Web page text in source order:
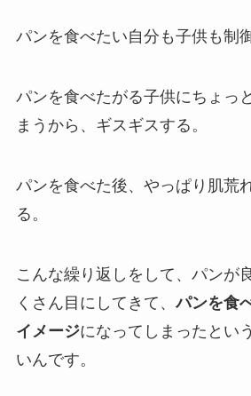
パンを食べたい自分も子供も制
パンを食べたがる子供にちょっ
まうから、ギスギスする。
パンを食べた後、やっぱり肌荒
る。
こんな繰り返しをして、パンが
くさん目にしてきて、パンを食
イメージになってしまったとい
いんです。